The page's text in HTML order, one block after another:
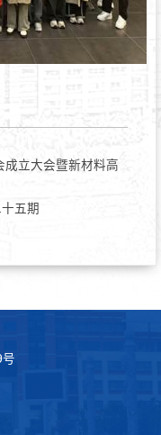
成立大会暨新材料高
五期